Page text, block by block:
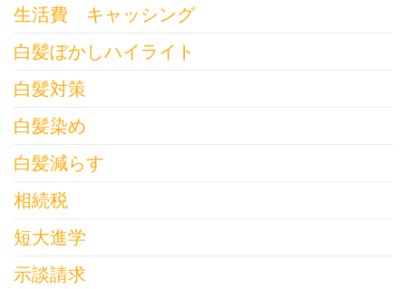
生活費 キャッシング
白髪ぼかしハイライト
白髪対策
白髪染め
白髪減らす
相続税
短大進学
示談請求